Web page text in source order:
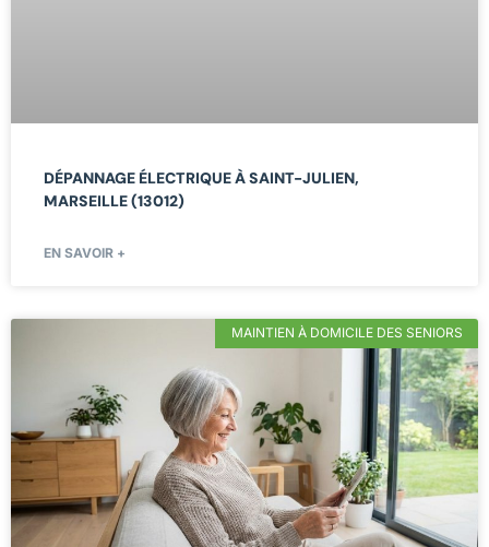
DÉPANNAGE ÉLECTRIQUE À SAINT-JULIEN,
MARSEILLE (13012)
EN SAVOIR +
MAINTIEN À DOMICILE DES SENIORS